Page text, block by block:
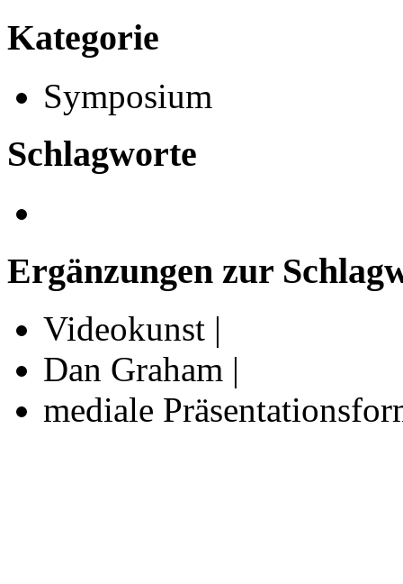
Kategorie
Symposium
Schlagworte
Ergänzungen zur
Videokunst |
Dan Graham |
mediale